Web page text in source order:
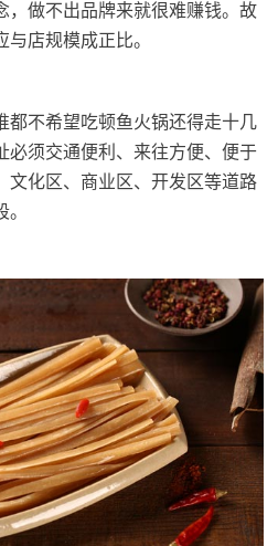
，做不出品牌来就很难赚钱。故
店规模成正比。
不希望吃顿鱼火锅还得走十几
必须交通便利、来往方便、便于
文化区、商业区、开发区等道路